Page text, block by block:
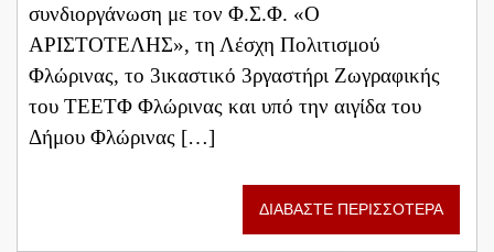
συνδιοργάνωση με τον Φ.Σ.Φ. «Ο
ΑΡΙΣΤΟΤΕΛΗΣ», τη Λέσχη Πολιτισμού
Φλώρινας, το 3ικαστικό 3ργαστήρι Ζωγραφικής
του ΤΕΕΤΦ Φλώρινας και υπό την αιγίδα του
Δήμου Φλώρινας […]
ΔΙΑΒΑΣΤΕ ΠΕΡΙΣΣΟΤΕΡΑ